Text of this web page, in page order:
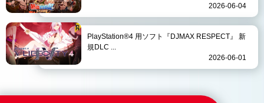
2026-06-04
PlayStation®4 用ソフト『DJMAX RESPECT』 新
規DLC ...
2026-06-01